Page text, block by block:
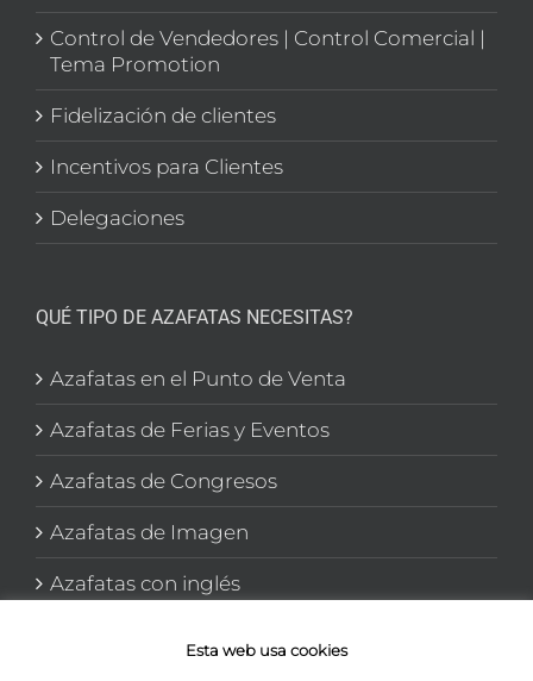
Control de Vendedores | Control Comercial |
Tema Promotion
Fidelización de clientes
Incentivos para Clientes
Delegaciones
QUÉ TIPO DE AZAFATAS NECESITAS?
Azafatas en el Punto de Venta
Azafatas de Ferias y Eventos
Azafatas de Congresos
Azafatas de Imagen
Azafatas con inglés
Esta web usa cookies